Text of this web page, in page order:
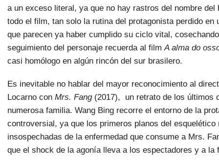
a un exceso literal, ya que no hay rastros del nombre
todo el film, tan solo la rutina del protagonista perdido
que parecen ya haber cumplido su ciclo vital,
seguimiento del personaje recuerda al filmA alma do
casi homólogo en algún rincón del sur brasilero.
Es inevitable no hablar del mayor reconocimiento al
Locarno con Mrs. Fang(2017), un retrato de los últimos
numerosa familia. Wang Bing recorre el entorno de la
controversial, ya que los primeros planos del
insospechadas de la enfermedad que consume a Mrs.
que el shock de la agonía lleva a los espectadores y a